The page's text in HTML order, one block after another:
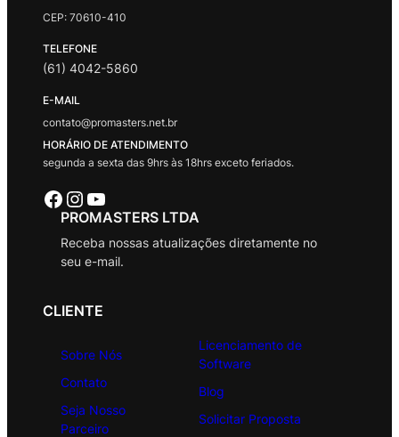
CEP: 70610-410
TELEFONE
(61) 4042-5860
E-MAIL
contato@promasters.net.br
HORÁRIO DE ATENDIMENTO
segunda a sexta das 9hrs às 18hrs exceto feriados.
Facebook Instagram Youtube
PROMASTERS LTDA
Receba nossas atualizações diretamente no
seu e-mail.
CLIENTE
Sobre Nós
Contato
Seja Nosso
Parceiro
Licenciamento de
Software
Blog
Solicitar Proposta